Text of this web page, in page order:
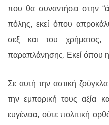
που θα συναντήσει στην
πόλης, εκεί όπου
σεξ και του χρήματος,
παραπλάνησης. Εκεί όπου η
Σε αυτή την αστική
την εμπορική τους αξία
ευγένεια, ούτε πολιτική